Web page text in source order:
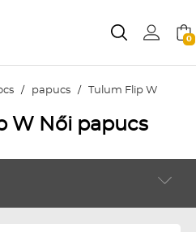
0
/ papucs / Tulum Flip W
W Női papucs